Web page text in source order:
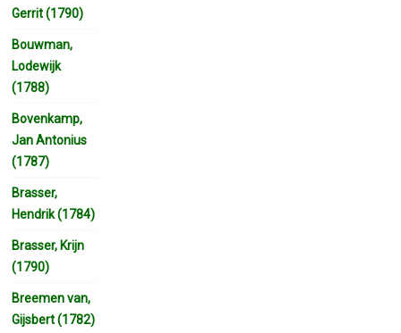
Gerrit (1790)
Bouwman,
Lodewijk
(1788)
Bovenkamp,
Jan Antonius
(1787)
Brasser,
Hendrik (1784)
Brasser, Krijn
(1790)
Breemen van,
Gijsbert (1782)